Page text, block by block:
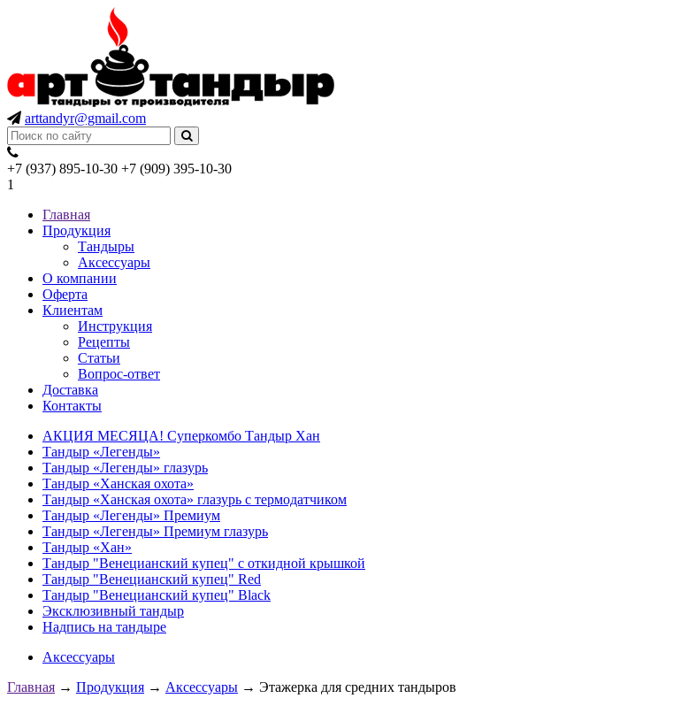
arttandyr@gmail.com
+7 (937) 895-10-30 +7 (909) 395-10-30
1
Главная
Продукция
Тандыры
Аксессуары
О компании
Оферта
Клиентам
Инструкция
Рецепты
Статьи
Вопрос-ответ
Доставка
Контакты
АКЦИЯ МЕСЯЦА! Суперкомбо Тандыр Хан
Тандыр «Легенды»
Тандыр «Легенды» глазурь
Тандыр «Ханская охота»
Тандыр «Ханская охота» глазурь с термодатчиком
Тандыр «Легенды» Премиум
Тандыр «Легенды» Премиум глазурь
Тандыр «Хан»
Тандыр "Венецианский купец" с откидной крышкой
Тандыр "Венецианский купец" Red
Тандыр "Венецианский купец" Black
Эксклюзивный тандыр
Надпись на тандыре
Аксессуары
Главная → Продукция → Аксессуары → Этажерка для средних тандыров